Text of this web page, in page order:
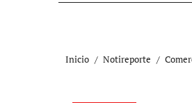
Inicio Notireporte